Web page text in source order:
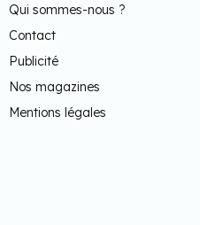
Qui sommes-nous ?
Contact
Publicité
Nos magazines
Mentions légales